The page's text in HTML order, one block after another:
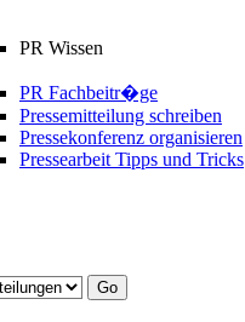
PR Wissen
PR Fachbeitr�ge
Pressemitteilung schreiben
Pressekonferenz organisieren
Pressearbeit Tipps und Tricks